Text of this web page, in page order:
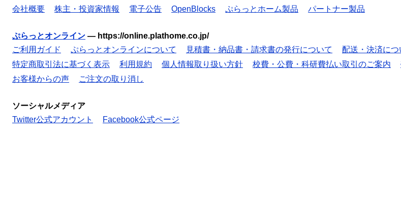
会社概要
株主・投資家情報 電子公告 OpenBlocks ぷらっとホーム製品 パートナー製品
ぷらっとオンライン — https://online.plathome.co.jp/
ご利用ガイド
ぷらっとオンラインについて 見積書・納品書・請求書の発行について 配送・決済につ
特定商取引法に基づく表示
利用規約 個人情報取り扱い方針 校費・公費・科研費払い取引のご案内
お客様からの声
ご注文の取り消し
ソーシャルメディア
Twitter公式アカウント
Facebook公式ページ